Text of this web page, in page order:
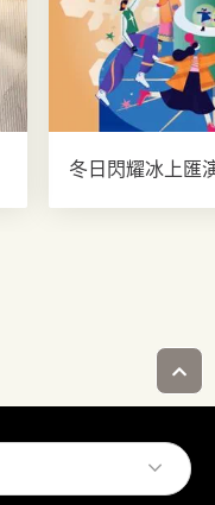
冬日閃耀冰上匯